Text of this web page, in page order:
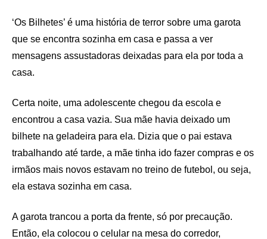
‘Os Bilhetes’ é uma história de terror sobre uma garota
que se encontra sozinha em casa e passa a ver
mensagens assustadoras deixadas para ela por toda a
casa.
Certa noite, uma adolescente chegou da escola e
encontrou a casa vazia. Sua mãe havia deixado um
bilhete na geladeira para ela. Dizia que o pai estava
trabalhando até tarde, a mãe tinha ido fazer compras e os
irmãos mais novos estavam no treino de futebol, ou seja,
ela estava sozinha em casa.
A garota trancou a porta da frente, só por precaução.
Então, ela colocou o celular na mesa do corredor,